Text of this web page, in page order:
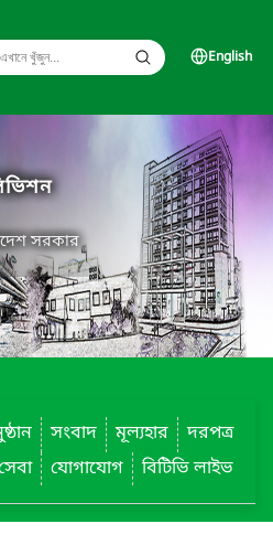
English
সরকার
সংবাদ মূল্যহার
দরপত্র
যোগাযোগ বিটিভি লাইভ